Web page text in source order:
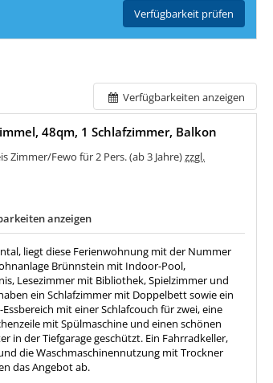
Verfügbarkeit prüfen
Verfügbarkeiten anzeigen
48qm, 1 Schlafzimmer, Balkon
Zimmer/Fewo für 2 Pers. (ab 3 Jahre)zzgl.
anzeigen
liegt diese Ferienwohnung mit der Nummer
Brünnstein mit Indoor-Pool,
Lesezimmer mit Bibliothek, Spielzimmer und
ein Schlafzimmer mit Doppelbett sowie ein
mit einer Schlafcouch für zwei, eine
mit Spülmaschine und einen schönen
in der Tiefgarage geschützt. Ein Fahrradkeller,
die Waschmaschinennutzung mit Trockner
das Angebot ab.